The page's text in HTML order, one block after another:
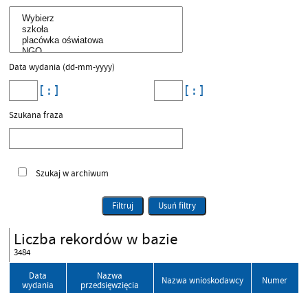
Data wydania (dd-mm-yyyy)
Szukana fraza
Szukaj w archiwum
Filtruj Usuń filtry
Liczba rekordów w bazie
3484
Data
wydania
Nazwa
przedsięwzięcia
Nazwa wnioskodawcy Numer